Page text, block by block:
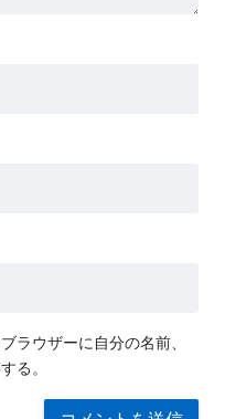
ラウザーに自分の名前、
る。